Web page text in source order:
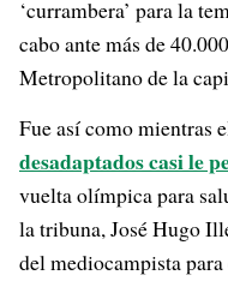
‘currambera’ para la
cabo ante más de
Metropolitano de la
Fue así como mientras
desadaptados casi le
vuelta olímpica para
la tribuna, José Hugo
del mediocampista